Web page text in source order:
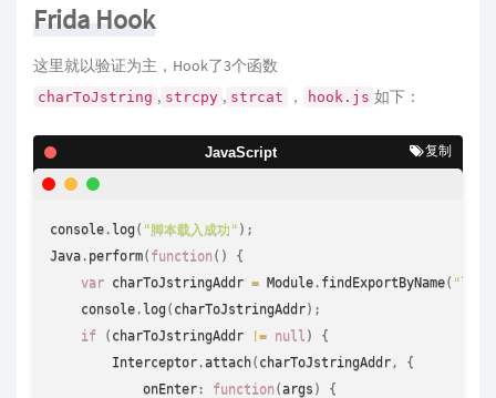
Frida Hook
这里就以验证为主，Hook了3个函数
charToJstring , strcpy , strcat ， hook.js 如下：
console. log( "脚本载入成功" ) ;
Java. perform( function( )
{
var charToJstringAddr = Module. findExportByName(
console. log( charToJstringAddr) ;
if
( charToJstringAddr != null )
{
        Interceptor
.attach( charToJstringAddr,
{
            onEnter
: function(args )
{
JavaScript 复制